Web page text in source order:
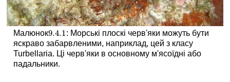
Малюнок9.4.1
9.4.1: Морські плоскі черв'яки можуть бути
яскраво забарвленими, наприклад, цей з класу
Turbellaria. Ці черв'яки в основному м'ясоїдні або
падальники.